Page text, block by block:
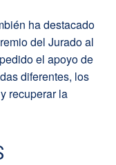
ha destacado
del Jurado al
el apoyo de
diferentes, los
recuperar la